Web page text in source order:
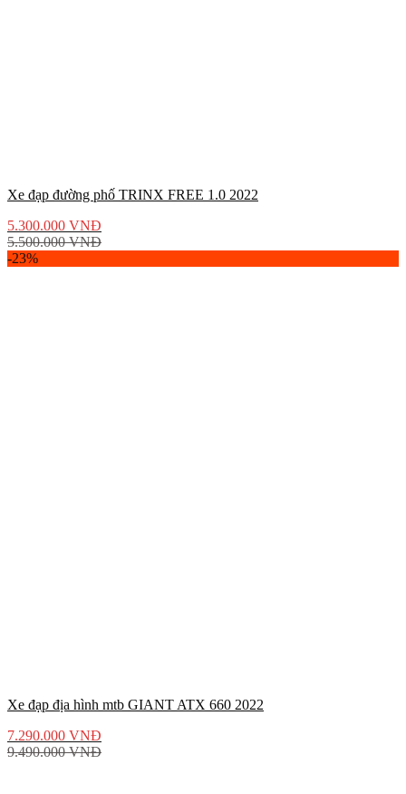
Xe đạp đường phố TRINX FREE 1.0 2022
5.300.000 VNĐ
5.500.000VNĐ
-23%
Xe đạp địa hình mtb GIANT ATX 660 2022
7.290.000 VNĐ
9.490.000VNĐ